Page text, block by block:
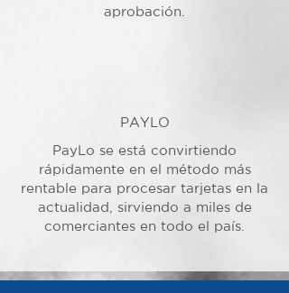
aprobación.
PAYLO
PayLo se está convirtiendo
rápidamente en el método más
rentable para procesar tarjetas en la
actualidad, sirviendo a miles de
comerciantes en todo el país.